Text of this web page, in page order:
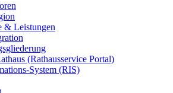
& Leistungen
(Rathausservice Portal)
System (RIS)